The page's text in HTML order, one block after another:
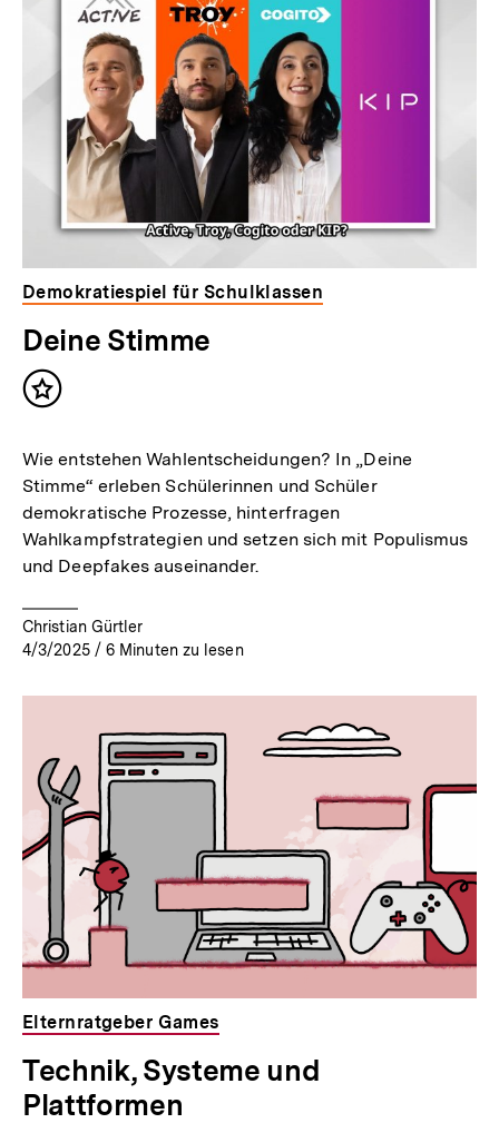
Demokratiespiel für Schulklassen
Deine Stimme
Inhalt
Wie entstehen Wahlentscheidungen? In „Deine
Stimme“ erleben Schülerinnen und Schüler
demokratische Prozesse, hinterfragen
Wahlkampfstrategien und setzen sich mit Populismus
und Deepfakes auseinander.
Christian Gürtler
4/3/2025 / 6 Minuten zu lesen
Elternratgeber Games
Technik, Systeme und
Plattformen